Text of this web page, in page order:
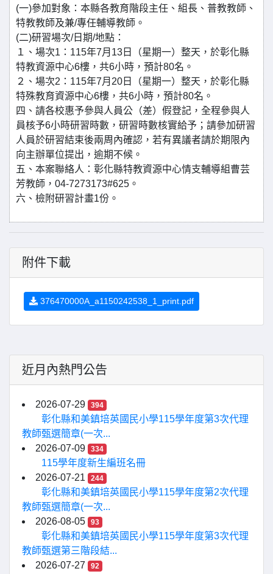
(一)參加對象：本縣各教育階段主任、組長、普教教師、
特教教師及兼/專任輔導教師。
(二)研習場次/日期/地點：
１、場次1：115年7月13日（星期一）整天，於彰化縣
特教資源中心6樓，共6小時，預計80名。
２、場次2：115年7月20日（星期一）整天，於彰化縣
特殊教育資源中心6樓，共6小時，預計80名。
四、請各校惠予參與人員公（差）假登記，全程參與人
員核予6小時研習時數，研習時數核實給予；請參加研習
人員於研習結束後兩周內確認，若有異議者請於期限內
向主辦單位提出，逾期不候。
五、本案聯絡人：彰化縣特教資源中心情支輔導組曹芸
芳教師，04-7273173#625。
六、檢附研習計畫1份。
附件下載
376470000A_a1150242538_1_print.pdf
近月內熱門公告
2026-07-29 394
彰化縣和美鎮培英國民小學115學年度第3次代理
教師甄選簡章(一次...
2026-07-09
334
115學年度新生編班名冊
2026-07-21
244
彰化縣和美鎮培英國民小學115學年度第2次代理
教師甄選簡章(一次...
2026-08-05
93
彰化縣和美鎮培英國民小學115學年度第3次代理
教師甄選第三階段結...
2026-07-27
92